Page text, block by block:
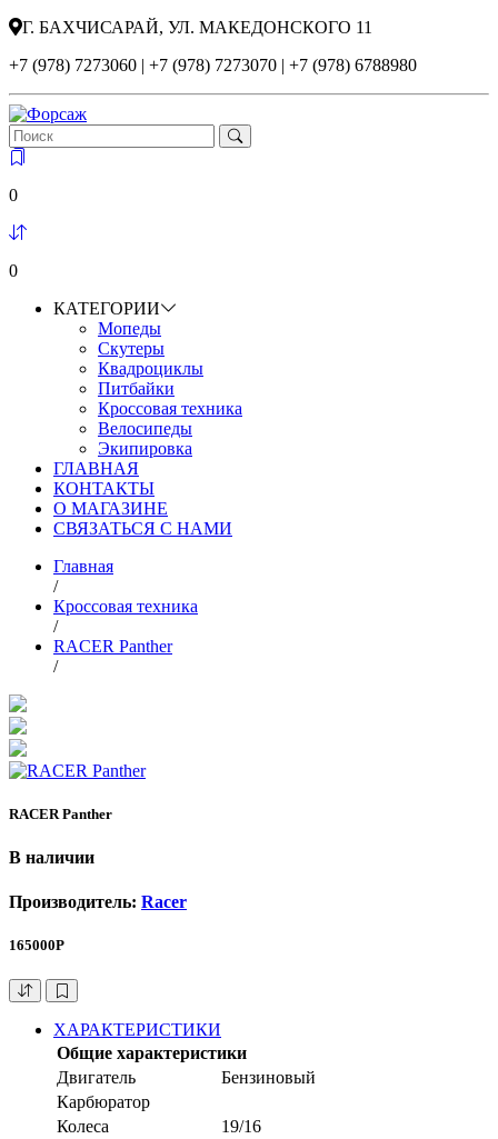
Г. БАХЧИСАРАЙ, УЛ. МАКЕДОНСКОГО 11
+7 (978) 7273060 | +7 (978) 7273070 | +7 (978) 6788980
0
0
КАТЕГОРИИ
Мопеды
Скутеры
Квадроциклы
Питбайки
Кроссовая техника
Велосипеды
Экипировка
ГЛАВНАЯ
КОНТАКТЫ
О МАГАЗИНЕ
СВЯЗАТЬСЯ С НАМИ
Главная
/
Кроссовая техника
/
RACER Panther
/
RACER Panther
В наличии
Производитель: Racer
165000Р
ХАРАКТЕРИСТИКИ
Общие характеристики
Двигатель
Бензиновый
Карбюратор
Колеса
19/16